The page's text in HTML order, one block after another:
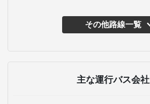
その他路線一覧
主な運行バス会社